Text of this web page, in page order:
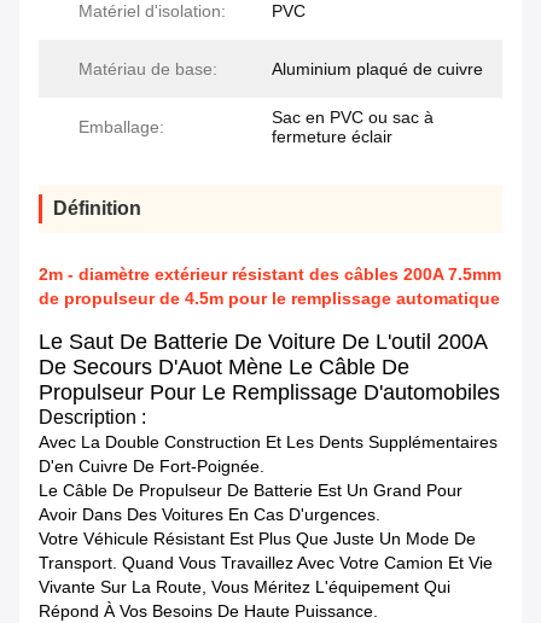
Matériel d'isolation: PVC
Matériau de base: Aluminium plaqué de cuivre
Emballage:
Sac en PVC ou sac à
fermeture éclair
Définition
2m - diamètre extérieur résistant des câbles 200A 7.5mm
de propulseur de 4.5m pour le remplissage automatique
Le Saut De Batterie De Voiture De L'outil 200A
De Secours D'Auot Mène Le Câble De
Propulseur Pour Le Remplissage D'automobiles
Description :
Avec La Double Construction Et Les Dents Supplémentaires
D'en Cuivre De Fort-Poignée.
Le Câble De Propulseur De Batterie Est Un Grand Pour
Avoir Dans Des Voitures En Cas D'urgences.
Votre Véhicule Résistant Est Plus Que Juste Un Mode De
Transport. Quand Vous Travaillez Avec Votre Camion Et Vie
Vivante Sur La Route, Vous Méritez L'équipement Qui
Répond À Vos Besoins De Haute Puissance.